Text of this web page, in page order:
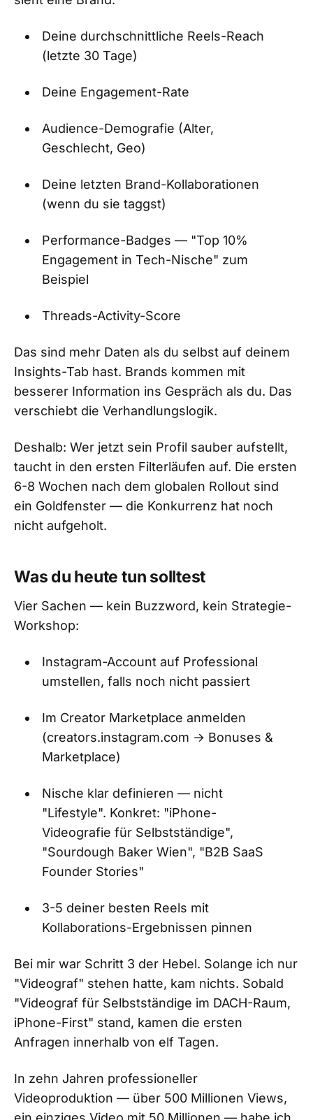
Deine durchschnittliche Reels-Reach
(letzte 30 Tage)
Deine Engagement-Rate
Audience-Demografie (Alter,
Geschlecht, Geo)
Deine letzten Brand-Kollaborationen
(wenn du sie taggst)
Performance-Badges — "Top 10%
Engagement in Tech-Nische" zum
Beispiel
Threads-Activity-Score
Das sind mehr Daten als du selbst auf deinem
Insights-Tab hast. Brands kommen mit
besserer Information ins Gespräch als du. Das
verschiebt die Verhandlungslogik.
Deshalb: Wer jetzt sein Profil sauber aufstellt,
taucht in den ersten Filterläufen auf. Die ersten
6-8 Wochen nach dem globalen Rollout sind
ein Goldfenster — die Konkurrenz hat noch
nicht aufgeholt.
Was du heute tun solltest
Vier Sachen — kein Buzzword, kein Strategie-
Workshop:
Instagram-Account auf Professional
umstellen, falls noch nicht passiert
Im Creator Marketplace anmelden
(creators.instagram.com → Bonuses &
Marketplace)
Nische klar definieren — nicht
"Lifestyle". Konkret: "iPhone-
Videografie für Selbstständige",
"Sourdough Baker Wien", "B2B SaaS
Founder Stories"
3-5 deiner besten Reels mit
Kollaborations-Ergebnissen pinnen
Bei mir war Schritt 3 der Hebel. Solange ich nur
"Videograf" stehen hatte, kam nichts. Sobald
"Videograf für Selbstständige im DACH-Raum,
iPhone-First" stand, kamen die ersten
Anfragen innerhalb von elf Tagen.
In zehn Jahren professioneller
Videoproduktion — über 500 Millionen Views,